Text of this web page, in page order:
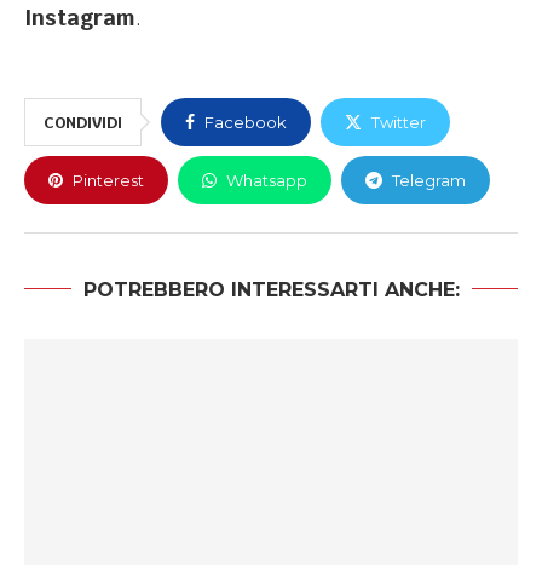
Instagram.
CONDIVIDI Facebook Twitter
Pinterest Whatsapp Telegram
POTREBBERO INTERESSARTI ANCHE: